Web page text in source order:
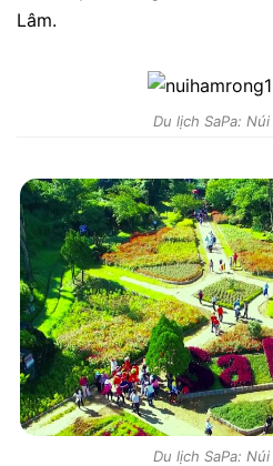
Lâm.
Du lịch SaPa:
Du lịch SaPa: